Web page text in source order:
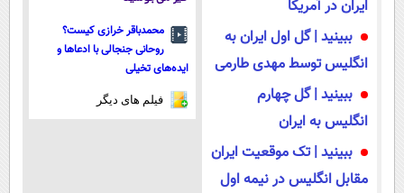
ایران در آمریکا
ببینید | گل اول ایران به
انگلیس توسط مهدی طارمی
ببینید | گل چهارم
انگلیس به ایران
ببینید | تک موقعیت ایران
مقابل انگلیس در نیمه اول
محمدباقر خرازی کیست؟
روحانی جنجالی با ادعاها و
ایده‌های تخیلی
فیلم های دیگر